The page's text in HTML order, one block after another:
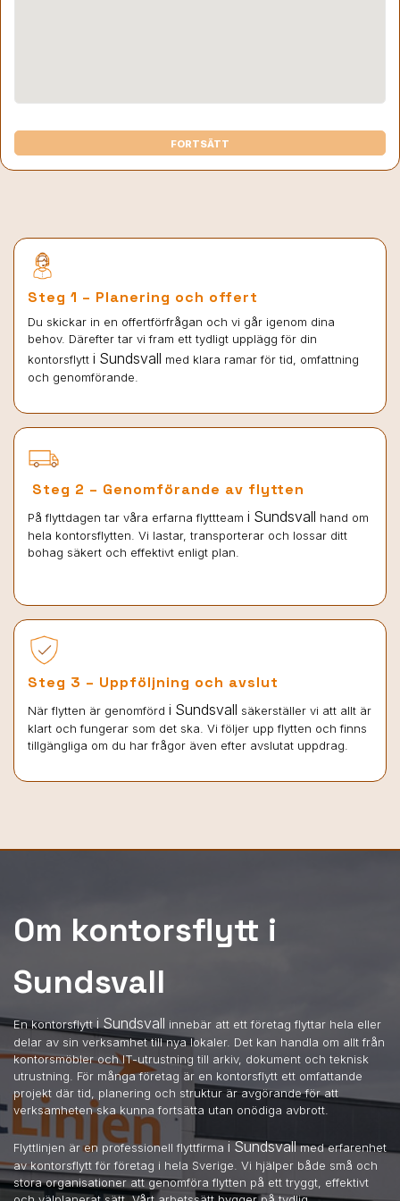
FORTSÄTT
Steg 1 – Planering och offert
Du skickar in en offertförfrågan och vi går igenom dina
behov. Därefter tar vi fram ett tydligt upplägg för din
kontorsflytt i Sundsvall med klara ramar för tid, omfattning
och genomförande.
Steg 2 – Genomförande av flytten
På flyttdagen tar våra erfarna flyttteam i Sundsvall hand om
hela kontorsflytten. Vi lastar, transporterar och lossar ditt
bohag säkert och effektivt enligt plan.
Steg 3 – Uppföljning och avslut
När flytten är genomförd i Sundsvall säkerställer vi att allt är
klart och fungerar som det ska. Vi följer upp flytten och finns
tillgängliga om du har frågor även efter avslutat uppdrag.
Om kontorsflytt i
Sundsvall
En kontorsflytti Sundsvall innebär att ett företag flyttar hela eller
delar av sin verksamhet till nya lokaler. Det kan handla om allt från
kontorsmöbler och IT-utrustning till arkiv, dokument och teknisk
utrustning. För många företag är en kontorsflytt ett omfattande
projekt där tid, planering och struktur är avgörande för att
verksamheten ska kunna fortsätta utan onödiga avbrott.
Flyttlinjen är en professionell flyttfirma i Sundsvallmed erfarenhet
av kontorsflytt för företag i hela Sverige. Vi hjälper både små och
stora organisationer att genomföra flytten på ett tryggt, effektivt